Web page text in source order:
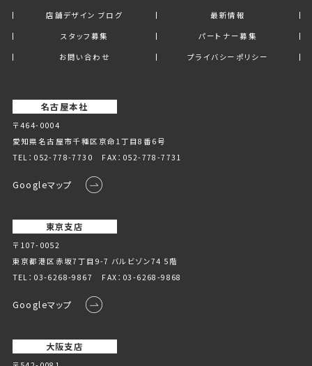
店舗デザイン ブログ
最新情報
スタッフ募集
パートナー募集
お問い合わせ
プライバシーポリシー
名古屋本社
〒464-0004
愛知県名古屋市千種区京命1丁⽬8番6号
TEL： 052-778-7730 FAX：052-778-7731
Googleマップ
東京支店
〒107-0052
東京都港区赤坂7丁目9-7 バルビゾン74 5階
TEL： 03-6268-9867 FAX：03-6268-9868
Googleマップ
大阪支店